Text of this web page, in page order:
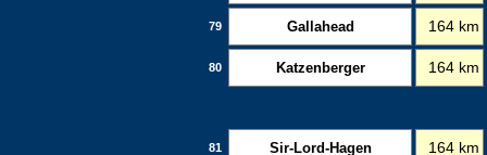
79 Gallahead 164 km
80 Katzenberger 164 km
81 Sir-Lord-Hagen 164 km